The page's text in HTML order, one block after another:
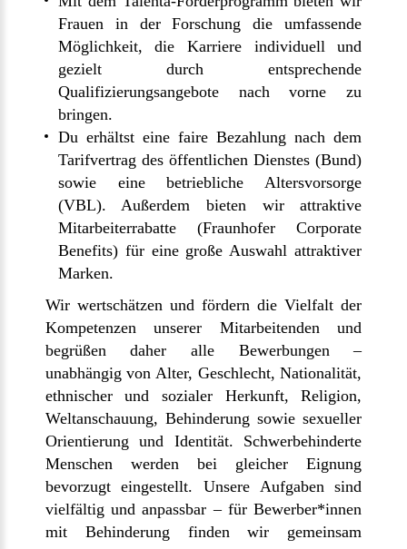
Frauen in der Forschung die umfassende
Möglichkeit, die Karriere individuell und
gezielt durch entsprechende
Qualifizierungsangebote nach vorne zu
bringen.
Du erhältst eine faire Bezahlung nach dem
Tarifvertrag des öffentlichen Dienstes (Bund)
sowie eine betriebliche Altersvorsorge
(VBL). Außerdem bieten wir attraktive
Mitarbeiterrabatte (Fraunhofer Corporate
Benefits) für eine große Auswahl attraktiver
Marken.
Wir wertschätzen und fördern die Vielfalt der
Kompetenzen unserer Mitarbeitenden und
begrüßen daher alle Bewerbungen –
unabhängig von Alter, Geschlecht, Nationalität,
ethnischer und sozialer Herkunft, Religion,
Weltanschauung, Behinderung sowie sexueller
Orientierung und Identität. Schwerbehinderte
Menschen werden bei gleicher Eignung
bevorzugt eingestellt. Unsere Aufgaben sind
vielfältig und anpassbar – für Bewerber*innen
mit Behinderung finden wir gemeinsam